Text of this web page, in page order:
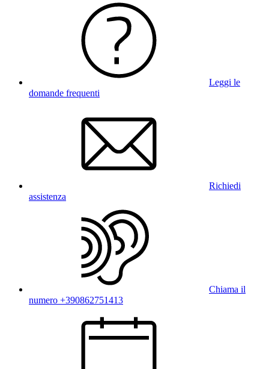
Leggi le
domande frequenti
Richiedi
assistenza
Chiama il
numero +390862751413